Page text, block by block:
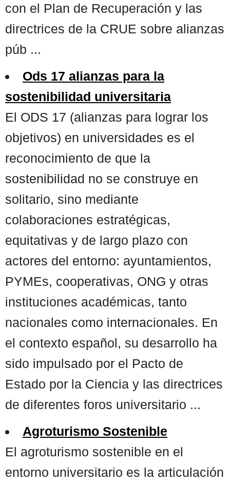
con el Plan de Recuperación y las
directrices de la CRUE sobre alianzas
púb ...
Ods 17 alianzas para la
sostenibilidad universitaria
El ODS 17 (alianzas para lograr los
objetivos) en universidades es el
reconocimiento de que la
sostenibilidad no se construye en
solitario, sino mediante
colaboraciones estratégicas,
equitativas y de largo plazo con
actores del entorno: ayuntamientos,
PYMEs, cooperativas, ONG y otras
instituciones académicas, tanto
nacionales como internacionales. En
el contexto español, su desarrollo ha
sido impulsado por el Pacto de
Estado por la Ciencia y las directrices
de diferentes foros universitario ...
Agroturismo Sostenible
El agroturismo sostenible en el
entorno universitario es la articulación